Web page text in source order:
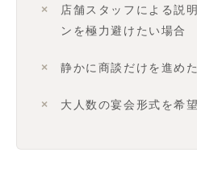
店舗スタッフによる説
ンを極力避けたい場合
静かに商談だけを進め
大人数の宴会形式を希